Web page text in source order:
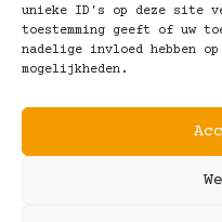
unieke ID's op deze site
toestemming geeft of uw
nadelige invloed hebben
mogelijkheden.
Copyright ©